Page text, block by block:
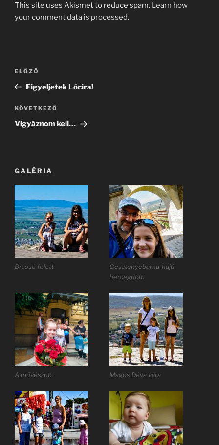
This site uses Akismet to reduce spam. Learn how
your comment data is processed.
Bejegyzés
Korábbi
bejegyzés
ELŐZŐ
Figyeljetek Lócira!
Következő
bejegyzés
KÖVETKEZŐ
Vigyáznom kell…
GALÉRIA
Brassó felett
Gesztenyebarna-hajú
hercegnőm
A művésznő Magos Déva vára